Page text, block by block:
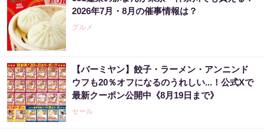
2026年7月・8月の催事情報は？
グルメ
【バーミヤン】餃子・ラーメン・アンニンド
ウフも20％オフになるのうれしい...！公式Xで
最新クーポン公開中《8月19日まで》
セール